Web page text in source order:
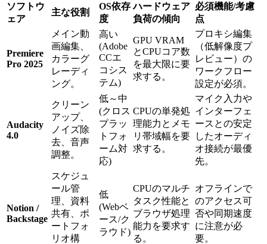
ソフトウ
ェア
主な役割
OS依存
度
ハードウェア
負荷の傾向
必須機能/考慮
点
Premiere
Pro 2025
メイン動
画編集、
カラーグ
レーディ
ング。
高い
(Adobe
CCエ
コシス
テム)
GPU VRAM
とCPUコア数
を最大限に要
求する。
プロキシ編集
（低解像度プ
レビュー）の
ワークフロー
設定が必須。
Audacity
4.0
クリーン
アップ、
ノイズ除
去、音声
調整。
低～中
(クロス
プラッ
トフォ
ーム対
応)
CPUの単発処
理能力とメモ
リ帯域幅を要
求する。
マイク入力や
インターフェ
ースとの安定
したオーディ
オ接続が最優
先。
Notion /
Backstage
スケジュ
ール管
理、資料
共有、ポ
ートフォ
リオ構
低
(Webベ
ース/ク
ラウド)
CPUのマルチ
タスク性能と
ブラウザ処理
能力を要求す
る。
オフラインで
のアクセス可
否や同期速度
に注意が必
要。